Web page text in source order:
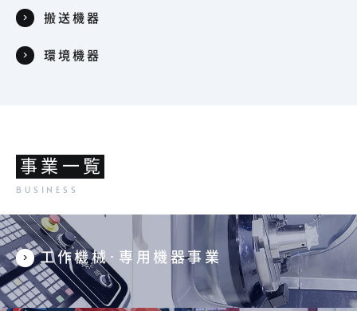
搬送機器
環境機器
事業一覧
工作機械･専用機器事業